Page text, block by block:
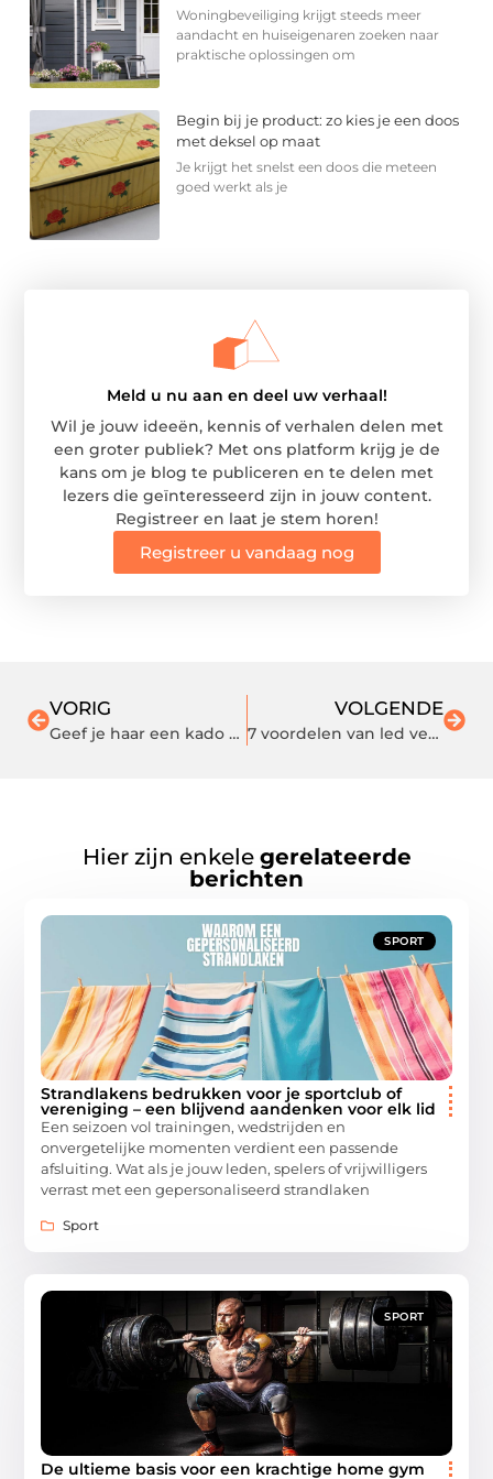
Woningbeveiliging krijgt steeds meer
aandacht en huiseigenaren zoeken naar
praktische oplossingen om
Begin bij je product: zo kies je een doos
met deksel op maat
Je krijgt het snelst een doos die meteen
goed werkt als je
Meld u nu aan en deel uw verhaal!
Wil je jouw ideeën, kennis of verhalen delen met
een groter publiek? Met ons platform krijg je de
kans om je blog te publiceren en te delen met
lezers die geïnteresseerd zijn in jouw content.
Registreer en laat je stem horen!
Registreer u vandaag nog
VORIG
Geef je haar een kado met onze haarzeep
VOLGENDE
7 voordelen van led verlichting strips in huis
Hier zijn enkele gerelateerde
berichten
SPORT
Strandlakens bedrukken voor je sportclub of
vereniging – een blijvend aandenken voor elk lid
Een seizoen vol trainingen, wedstrijden en
onvergetelijke momenten verdient een passende
afsluiting. Wat als je jouw leden, spelers of vrijwilligers
verrast met een gepersonaliseerd strandlaken
Sport
SPORT
De ultieme basis voor een krachtige home gym